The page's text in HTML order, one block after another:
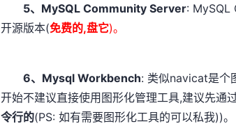
5、MySQL Community Server: MySQL
开源版本(免费的,盘它)。
6、Mysql Workbench: 类似navicat是个
开始不建议直接使用图形化管理工具,建议先通
令行的(PS: 如有需要图形化工具的可以私我))。